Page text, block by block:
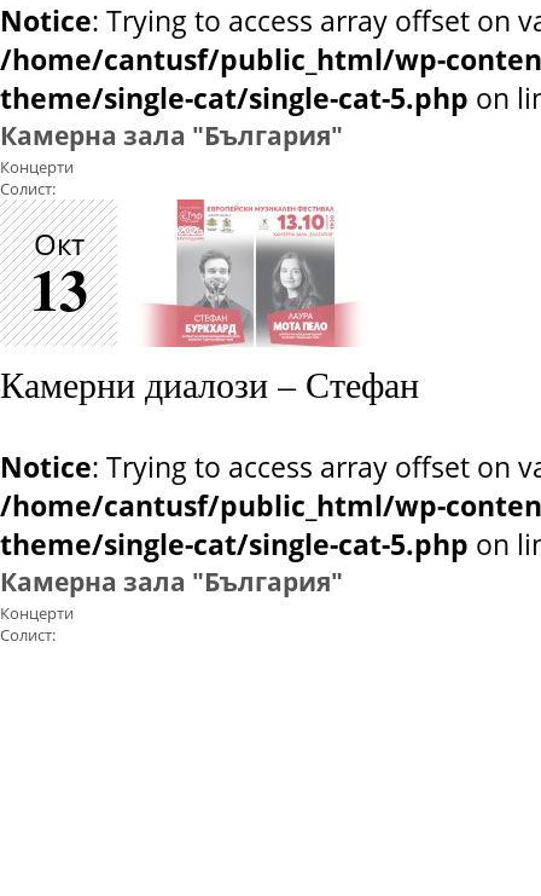
Notice: Trying to access array offset on
/home/cantusf/public_html/wp-
theme/single-cat/single-cat-5.php on
Камерна зала "България"
Концерти
Солист:
Окт
13
Камерни диалози – Стефан
Notice: Trying to access array offset on
/home/cantusf/public_html/wp-
theme/single-cat/single-cat-5.php on
Камерна зала "България"
Концерти
Солист: